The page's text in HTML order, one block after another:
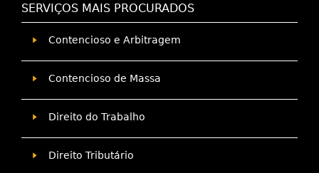
SERVIÇOS MAIS PROCURADOS
Contencioso e Arbitragem
Contencioso de Massa
Direito do Trabalho
Direito Tributário